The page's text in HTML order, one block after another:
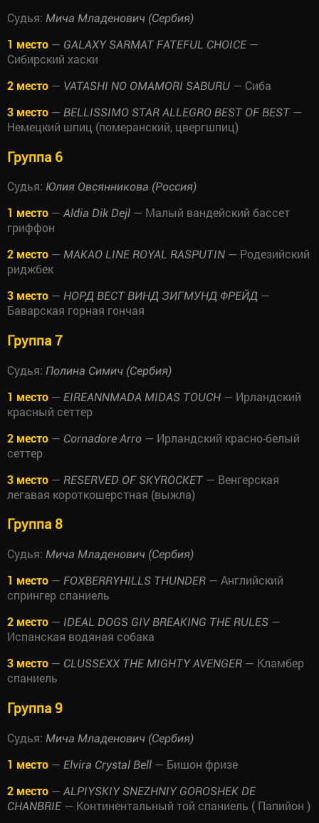
Судья: Мича Младенович (Сербия)
1 место — GALAXY SARMAT FATEFUL CHOICE —
Сибирский хаски
2 место — VATASHI NO OMAMORI SABURU — Сиба
3 место — BELLISSIMO STAR ALLEGRO BEST OF BEST—
Немецкий шпиц (померанский, цвергшпиц)
Группа 6
Судья: Юлия Овсянникова (Россия)
1 место — Aldia Dik Dejl — Малый вандейский бассет
гриффон
2 место — MAKAO LINE ROYAL RASPUTIN — Родезийский
риджбек
3 место — НОРД ВЕСТ ВИНД ЗИГМУНД ФРЕЙД —
Баварская горная гончая
Группа 7
Судья: Полина Симич (Сербия)
1 место — EIREANNMADA MIDAS TOUCH — Ирландский
красный сеттер
2 место — Cornadore Arro — Ирландский красно-белый
сеттер
3 место — RESERVED OF SKYROCKET— Венгерская
легавая короткошерстная (выжла)
Группа 8
Судья: Мича Младенович (Сербия)
1 место — FOXBERRYHILLS THUNDER — Английский
спрингер спаниель
2 место — IDEAL DOGS GIV BREAKING THE RULES —
Испанская водяная собака
3 место — CLUSSEXX THE MIGHTY AVENGER — Кламбер
спаниель
Группа 9
Судья: Мича Младенович (Сербия)
1 место — Elvira Crystal Bell — Бишон фризе
2 место — ALPIYSKIY SNEZHNIY GOROSHEK DE
CHANBRIE — Континентальный той спаниель ( Папийон )